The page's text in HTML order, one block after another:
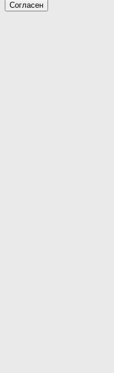
Согласен